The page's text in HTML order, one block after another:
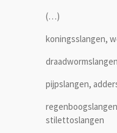
(…)
koningsslangen,
pijpslangen,
stilettoslangen